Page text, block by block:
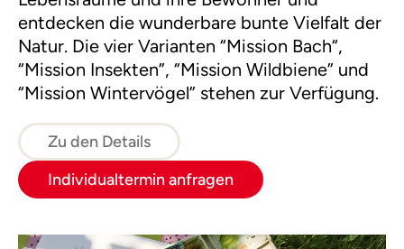
entdecken die wunderbare bunte Vielfalt der
Natur. Die vier Varianten “Mission Bach“,
“Mission Insekten”, “Mission Wildbiene” und
“Mission Wintervögel” stehen zur Verfügung.
Zu den Details
Individualtermin anfragen